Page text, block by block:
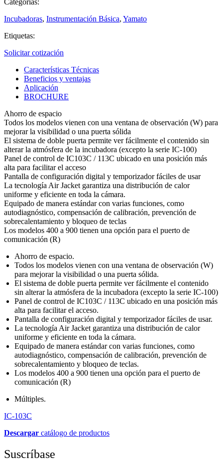
Categorías:
Incubadoras, Instrumentación Básica, Yamato
Etiquetas:
Solicitar cotización
Características Técnicas
Beneficios y ventajas
Aplicación
BROCHURE
Ahorro de espacio
Todos los modelos vienen con una ventana de observación (W) para
mejorar la visibilidad o una puerta sólida
El sistema de doble puerta permite ver fácilmente el contenido sin
alterar la atmósfera de la incubadora (excepto la serie IC-100)
Panel de control de IC103C / 113C ubicado en una posición más
alta para facilitar el acceso
Pantalla de configuración digital y temporizador fáciles de usar
La tecnología Air Jacket garantiza una distribución de calor
uniforme y eficiente en toda la cámara.
Equipado de manera estándar con varias funciones, como
autodiagnóstico, compensación de calibración, prevención de
sobrecalentamiento y bloqueo de teclas
Los modelos 400 a 900 tienen una opción para el puerto de
comunicación (R)
Ahorro de espacio.
Todos los modelos vienen con una ventana de observación (W)
para mejorar la visibilidad o una puerta sólida.
El sistema de doble puerta permite ver fácilmente el contenido
sin alterar la atmósfera de la incubadora (excepto la serie IC-100)
Panel de control de IC103C / 113C ubicado en una posición más
alta para facilitar el acceso.
Pantalla de configuración digital y temporizador fáciles de usar.
La tecnología Air Jacket garantiza una distribución de calor
uniforme y eficiente en toda la cámara.
Equipado de manera estándar con varias funciones, como
autodiagnóstico, compensación de calibración, prevención de
sobrecalentamiento y bloqueo de teclas.
Los modelos 400 a 900 tienen una opción para el puerto de
comunicación (R)
Múltiples.
IC-103C
Descargar catálogo de productos
Suscríbase